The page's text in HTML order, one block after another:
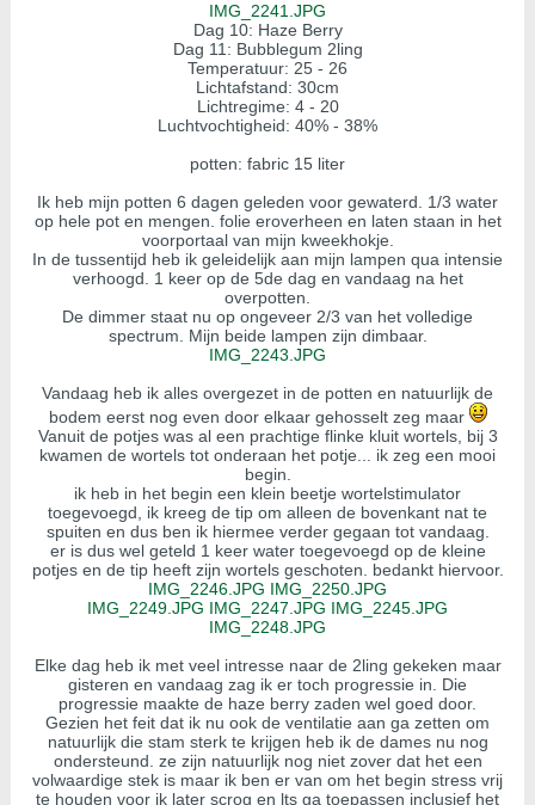
IMG_2241.JPG
Dag 10: Haze Berry
Dag 11: Bubblegum 2ling
Temperatuur: 25 - 26
Lichtafstand: 30cm
Lichtregime: 4 - 20
Luchtvochtigheid: 40% - 38%
potten: fabric 15 liter
Ik heb mijn potten 6 dagen geleden voor gewaterd. 1/3 water
op hele pot en mengen. folie eroverheen en laten staan in het
voorportaal van mijn kweekhokje.
In de tussentijd heb ik geleidelijk aan mijn lampen qua intensie
verhoogd. 1 keer op de 5de dag en vandaag na het
overpotten.
De dimmer staat nu op ongeveer 2/3 van het volledige
spectrum. Mijn beide lampen zijn dimbaar.
IMG_2243.JPG
Vandaag heb ik alles overgezet in de potten en natuurlijk de
bodem eerst nog even door elkaar gehosselt zeg maar
Vanuit de potjes was al een prachtige flinke kluit wortels, bij 3
kwamen de wortels tot onderaan het potje... ik zeg een mooi
begin.
ik heb in het begin een klein beetje wortelstimulator
toegevoegd, ik kreeg de tip om alleen de bovenkant nat te
spuiten en dus ben ik hiermee verder gegaan tot vandaag.
er is dus wel geteld 1 keer water toegevoegd op de kleine
potjes en de tip heeft zijn wortels geschoten. bedankt hiervoor.
IMG_2246.JPG IMG_2250.JPG
IMG_2249.JPG IMG_2247.JPG IMG_2245.JPG
IMG_2248.JPG
Elke dag heb ik met veel intresse naar de 2ling gekeken maar
gisteren en vandaag zag ik er toch progressie in. Die
progressie maakte de haze berry zaden wel goed door.
Gezien het feit dat ik nu ook de ventilatie aan ga zetten om
natuurlijk die stam sterk te krijgen heb ik de dames nu nog
ondersteund. ze zijn natuurlijk nog niet zover dat het een
volwaardige stek is maar ik ben er van om het begin stress vrij
te houden voor ik later scrog en lts ga toepassen inclusief het